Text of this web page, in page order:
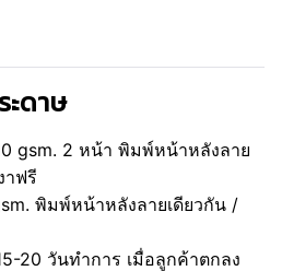
ะดาษ
gsm. 2 หน้า พิมพ์หน้าหลังลาย
าฟรี
พิมพ์หน้าหลังลายเดียวกัน /
20 วันทำการ เมื่อลูกค้าตกลง